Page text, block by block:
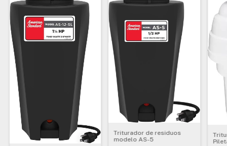
Triturador de residuos
modelo AS-5